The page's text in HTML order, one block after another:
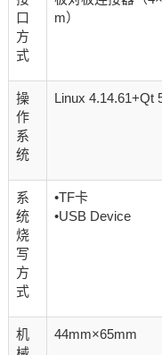
口
方
式
m）
操
作
系
统
Linux 4.14.61+Qt
系
统
烧
写
方
式
•TF卡
•USB Device
机
44mm×65mm